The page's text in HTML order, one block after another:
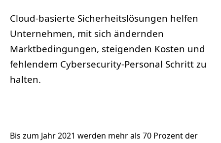
Cloud-basierte Sicherheitslösungen helfen
Unternehmen, mit sich ändernden
Marktbedingungen, steigenden Kosten und
fehlendem Cybersecurity-Personal Schritt zu
halten.
Bis zum Jahr 2021 werden mehr als 70 Prozent der